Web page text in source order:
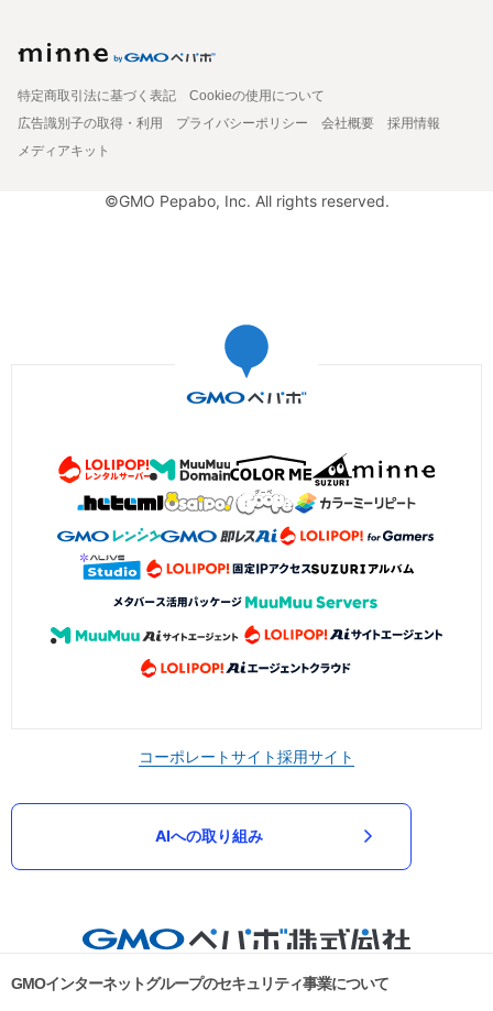
特定商取引法に基づく表記
Cookieの使用について
広告識別子の取得・利用
プライバシーポリシー 会社概要
採用情報
メディアキット
©GMO Pepabo, Inc. All rights reserved.
コーポレートサイト採用サイト
AIへの取り組み
GMOインターネットグループのセキュリティ事業について